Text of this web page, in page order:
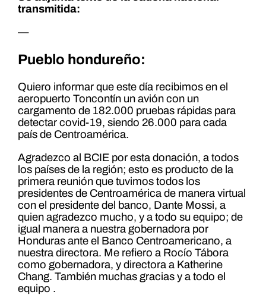
transmitida:
—
Pueblo hondureño:
Quiero informar que este día recibimos en el
aeropuerto Toncontín un avión con un
cargamento de 182.000 pruebas rápidas para
detectar covid-19, siendo 26.000 para cada
país de Centroamérica.
Agradezco al BCIE por esta donación, a todos
los países de la región; esto es producto de la
primera reunión que tuvimos todos los
presidentes de Centroamérica de manera virtual
con el presidente del banco, Dante Mossi, a
quien agradezco mucho, y a todo su equipo; de
igual manera a nuestra gobernadora por
Honduras ante el Banco Centroamericano, a
nuestra directora. Me refiero a Rocío Tábora
como gobernadora, y directora a Katherine
Chang. También muchas gracias y a todo el
equipo .